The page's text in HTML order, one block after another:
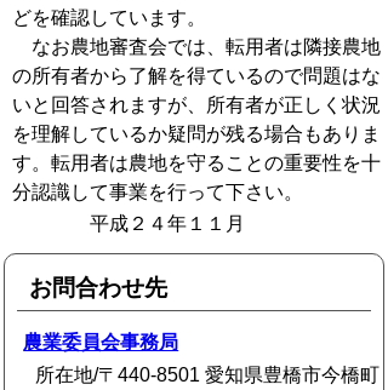
どを確認しています。
なお農地審査会では、転用者は隣接農地
の所有者から了解を得ているので問題はな
いと回答されますが、所有者が正しく状況
を理解しているか疑問が残る場合もありま
す。転用者は農地を守ることの重要性を十
分認識して事業を行って下さい。
平成２４年１１月
お問合わせ先
農業委員会事務局
所在地/〒440-8501 愛知県豊橋市今橋町